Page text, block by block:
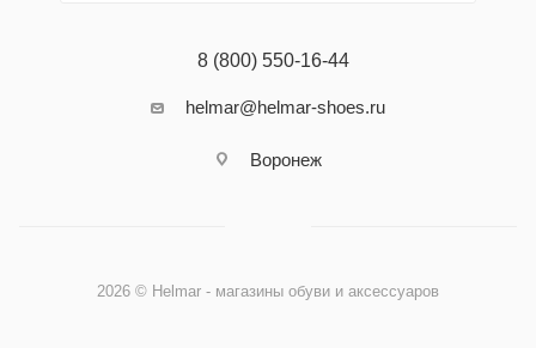
8 (800) 550-16-44
helmar@helmar-shoes.ru
Воронеж
2026 © Helmar - магазины обуви и аксессуаров